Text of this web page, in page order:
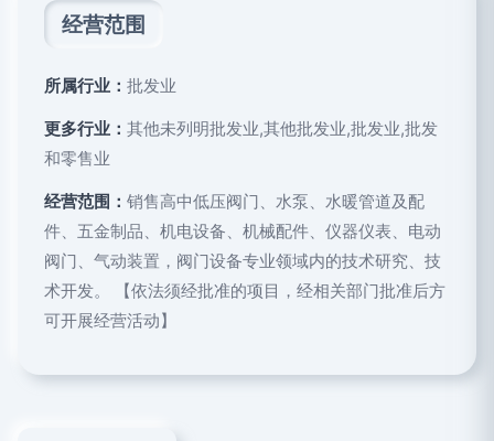
经营范围
所属行业： 批发业
更多行业： 其他未列明批发业,其他批发业,批发业,批发
和零售业
经营范围： 销售高中低压阀门、水泵、水暖管道及配
件、五金制品、机电设备、机械配件、仪器仪表、电动
阀门、气动装置，阀门设备专业领域内的技术研究、技
术开发。 【依法须经批准的项目，经相关部门批准后方
可开展经营活动】